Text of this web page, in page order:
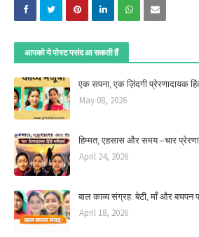
आपको ये पोस्ट पसंद आ सकती हैं
एक सपना, एक ज़िंदगी प्रेरणादायक
May 08, 2026
हिम्मत, एहसास और समय –चार
April 24, 2026
बाल काव्य संग्रह: बेटी, माँ और बचपन
April 18, 2026